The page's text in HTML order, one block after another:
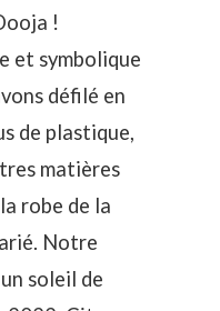
!
et symbolique
défilé en
de plastique,
matières
robe de la
Notre
soleil de